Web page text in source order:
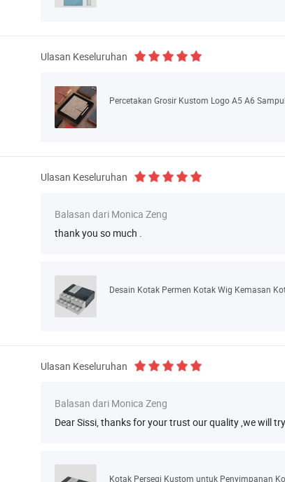
Ulasan Keseluruhan
Ulasan Keseluruhan
Balasan dari Monica Zeng
thank you so much .
Ulasan Keseluruhan
Balasan dari Monica Zeng
Dear Sissi, thanks for your trust our quality ,we will
Kotak Persegi Kustom untuk Penyimpanan